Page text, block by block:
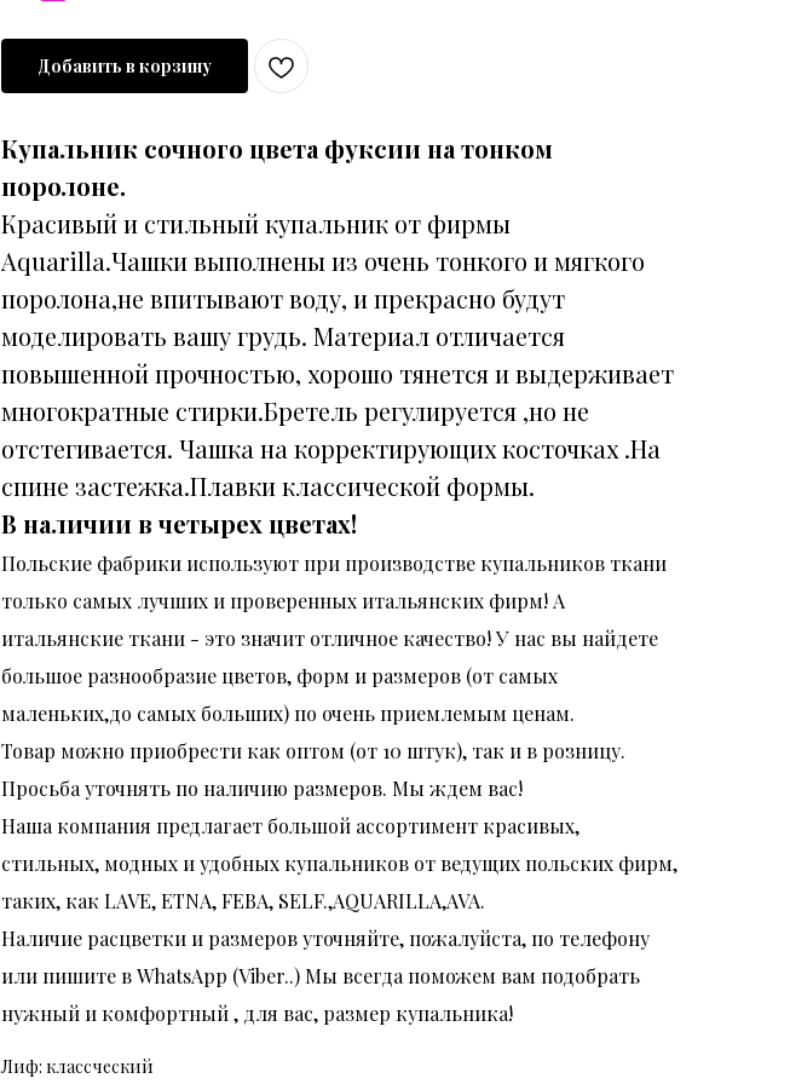
Добавить в корзину
Купальник сочного цвета фуксии на тонком
поролоне.
Красивый и стильный купальник от фирмы
Aquarilla.Чашки выполнены из очень тонкого и мягкого
поролона,не впитывают воду, и прекрасно будут
моделировать вашу грудь. Материал отличается
повышенной прочностью, хорошо тянется и выдерживает
многократные стирки.Бретель регулируется ,но не
отстегивается. Чашка на корректирующих косточках .На
спине застежка.Плавки классической формы.
В наличии в четырех цветах!
Польские фабрики используют при производстве купальников ткани
только самых лучших и проверенных итальянских фирм! А
итальянские ткани - это значит отличное качество! У нас вы найдете
большое разнообразие цветов, форм и размеров (от самых
маленьких,до самых больших) по очень приемлемым ценам.
Товар можно приобрести как оптом (от 10 штук), так и в розницу.
Просьба уточнять по наличию размеров. Мы ждем вас!
Наша компания предлагает большой ассортимент красивых,
стильных, модных и удобных купальников от ведущих польских фирм,
таких, как LAVE, ETNA, FEBA, SELF.,AQUARILLA,AVA.
Наличие расцветки и размеров уточняйте, пожалуйста, по телефону
или пишите в WhatsApp (Viber..) Мы всегда поможем вам подобрать
нужный и комфортный , для вас, размер купальника!
Лиф: классческий